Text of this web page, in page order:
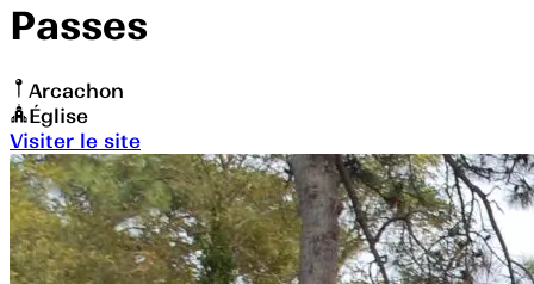
Passes
Arcachon
Église
Visiter le site